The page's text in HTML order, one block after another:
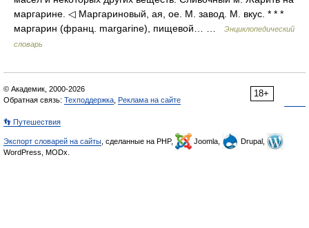
маргарине. ◁ Маргариновый, ая, ое. М. завод. М. вкус. * * *
маргарин (франц. margarine), пищевой… …
Энциклопедический
словарь
18+
© Академик, 2000-2026
Обратная связь: Техподдержка Реклама на сайте
👣 Путешествия
Экспорт словарей на сайты , сделанные на PHP, Joomla,
Drupal,
WordPress, MODx.